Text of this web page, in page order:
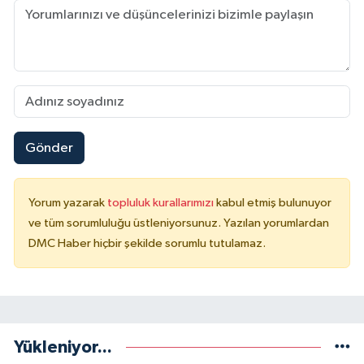
Gönder
Yorum yazarak topluluk kurallarımızı kabul etmiş bulunuyor
ve tüm sorumluluğu üstleniyorsunuz. Yazılan yorumlardan
DMC Haber hiçbir şekilde sorumlu tutulamaz.
Yükleniyor...